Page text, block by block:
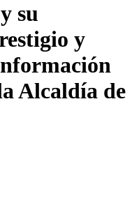
su
y
Alcaldía de